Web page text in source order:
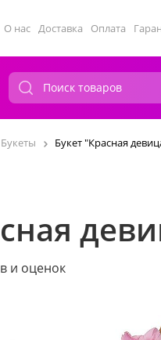
О нас Доставка Оплата
Букеты Букет "Красная
и оценок